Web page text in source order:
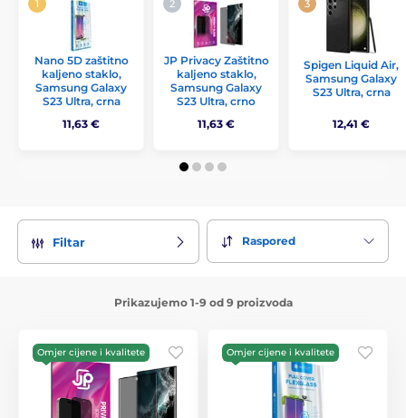
Nano 5D zaštitno
kaljeno staklo,
Samsung Galaxy
S23 Ultra, crna
11,63 €
JP Privacy Zaštitno
kaljeno staklo,
Samsung Galaxy
S23 Ultra, crno
11,63 €
Spigen Liquid Air,
Samsung Galaxy
S23 Ultra, crna
12,41 €
Filtar Raspored
Prikazujemo 1-9 od 9 proizvoda
Omjer cijene i kvalitete Omjer cijene i kvalitete